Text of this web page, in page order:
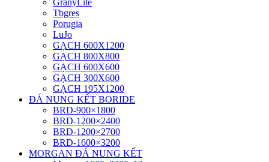
GranyLite
Tbgres
Porugia
LuJo
GẠCH 600X1200
GẠCH 800X800
GẠCH 600X600
GẠCH 300X600
GẠCH 195X1200
ĐÁ NUNG KẾT BORIDE
BRD-900×1800
BRD-1200×2400
BRD-1200×2700
BRD-1600×3200
MORGAN ĐÁ NUNG KẾT